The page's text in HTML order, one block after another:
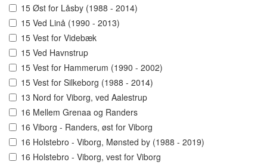
15 Øst for Låsby (1988 - 2014)
15 Ved Linå (1990 - 2013)
15 Vest for Videbæk
15 Ved Havnstrup
15 Vest for Hammerum (1990 - 2002)
15 Vest for Silkeborg (1988 - 2014)
13 Nord for Viborg, ved Aalestrup
16 Mellem Grenaa og Randers
16 Viborg - Randers, øst for Viborg
16 Holstebro - Viborg, Mønsted by (1988 - 2019)
16 Holstebro - Viborg, vest for Viborg